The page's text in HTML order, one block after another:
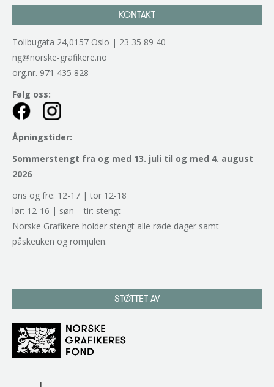
KONTAKT
Tollbugata 24,0157 Oslo | 23 35 89 40
ng@norske-grafikere.no
org.nr. 971 435 828
Følg oss:
Åpningstider:
Sommerstengt fra og med 13. juli til og med 4. august
2026
ons og fre: 12-17 | tor 12-18
lør: 12-16 | søn – tir: stengt
Norske Grafikere holder stengt alle røde dager samt
påskeuken og romjulen.
STØTTET AV